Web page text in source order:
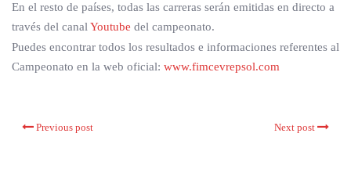
En el resto de países, todas las carreras serán emitidas en directo a
través del canal Youtube del campeonato.
Puedes encontrar todos los resultados e informaciones referentes al
Campeonato en la web oficial: www.fimcevrepsol.com
Previous post Next post